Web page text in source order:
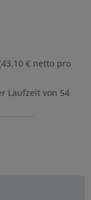
€ netto pro
Laufzeit von 54